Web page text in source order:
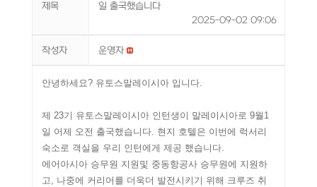
제목
일 출국했습니다
2025-09-02 09:06
작성자 운영자
안녕하세요? 유토스말레이시아 입니다.
제 23기 유토스말레이시아 인턴생이 말레이시아로 9월1
일 어제 오전 출국했습니다. 현지 호텔은 이번에 럭서리
숙소로 객실을 우리 인턴에게 제공 했습니다.
에어아시아 승무원 지원및 중동항공사 승무원에 지원하
고, 나중에 커리어를 더욱더 발전시키기 위해 크루즈 취